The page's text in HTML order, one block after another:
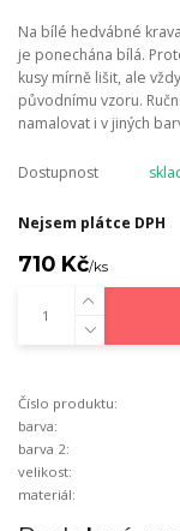
Na bílé hedvábné
je ponechána bílá.
kusy mírně lišit, ale
původnímu vzoru.
namalovat i v jiných
Dostupnost
Nejsem plátce DPH
710 Kč/ks
Číslo produktu:
barva:
barva 2:
velikost:
materiál: